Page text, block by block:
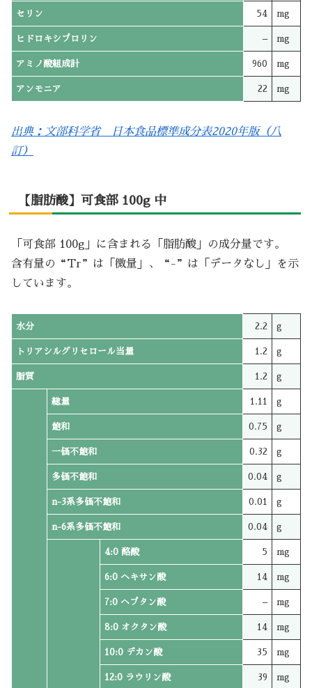
セリン 54 mg
ヒドロキシプロリン – mg
アミノ酸組成計 960 mg
アンモニア 22 mg
出典：文部科学省 日本食品標準成分表2020年版（八
訂）
【脂肪酸】可食部 100g 中
「可食部 100g」に含まれる「脂肪酸」の成分量です。
含有量の“Tr”は「微量」、“-”は「データなし」を示
しています。
水分 2.2 g
トリアシルグリセロール当量 1.2 g
脂質 1.2 g
総量 1.11 g
飽和 0.75 g
一価不飽和 0.32 g
多価不飽和 0.04 g
n-3系多価不飽和 0.01 g
n-6系多価不飽和 0.04 g
4:0 酪酸 5 mg
6:0 ヘキサン酸 14 mg
7:0 ヘプタン酸 – mg
8:0 オクタン酸 14 mg
10:0 デカン酸 35 mg
12:0 ラウリン酸 39 mg